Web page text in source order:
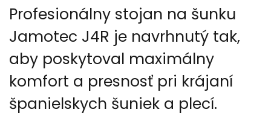
Profesionálny stojan na šunku
Jamotec J4R je navrhnutý tak,
aby poskytoval maximálny
komfort a presnosť pri krájaní
španielskych šuniek a plecí.